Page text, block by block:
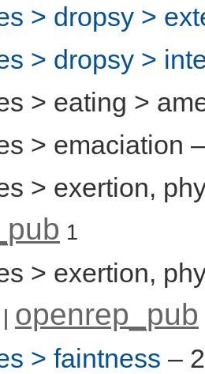
> dropsy >
> dropsy >
> eating >
> emaciation
> exertion,
1
> exertion,
| openrep_pub
> faintness –